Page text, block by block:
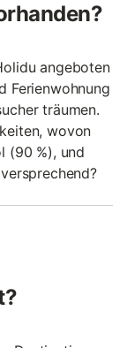
angeboten
Ferienwohnung
träumen.
wovon
(90 %), und